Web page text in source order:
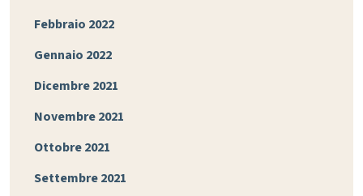
Febbraio 2022
Gennaio 2022
Dicembre 2021
Novembre 2021
Ottobre 2021
Settembre 2021